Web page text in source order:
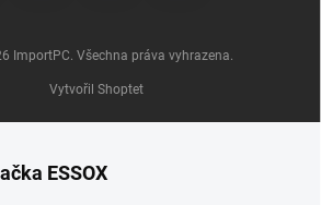
Vytvořil Shoptet
ImportPC. Všechna práva vyhrazena.
ESSOX